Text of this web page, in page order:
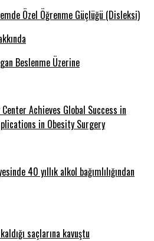
Özel Öğrenme Güçlüğü (Disleksi)
Beslenme Üzerine
Achieves Global Success in
in Obesity Surgery
40 yıllık alkol bağımlılığından
saçlarına kavuştu